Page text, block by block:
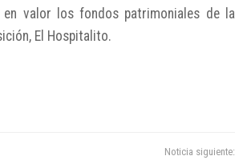
valor los fondos patrimoniales de la
El Hospitalito.
Noticia siguiente: